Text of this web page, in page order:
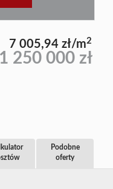
7 005,94 zł/m2
1 250 000 zł
Podobne
oferty